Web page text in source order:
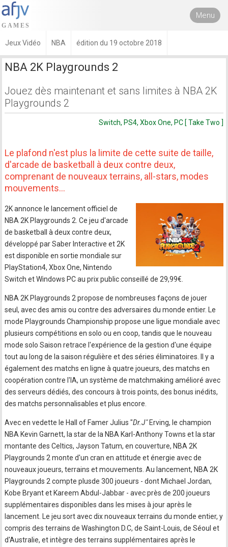
Menu
Jeux Vidéo NBA édition du 19 octobre 2018
NBA 2K Playgrounds 2
Jouez dès maintenant et sans limites à NBA 2K
Playgrounds 2
Switch, PS4, Xbox One, PC [ Take Two ]
Le plafond n'est plus la limite de cette suite de taille,
d'arcade de basketball à deux contre deux,
comprenant de nouveaux terrains, all-stars, modes
mouvements…
2K annonce le lancement officiel de
NBA 2K Playgrounds 2. Ce jeu d'arcade
de basketball à deux contre deux,
développé par Saber Interactive et 2K
est disponible en sortie mondiale sur
PlayStation4, Xbox One, Nintendo
Switch et Windows PC au prix public conseillé de 29,99€.
NBA 2K Playgrounds 2 propose de nombreuses façons de jouer
seul, avec des amis ou contre des adversaires du monde entier. Le
mode Playgrounds Championship propose une ligue mondiale avec
plusieurs compétitions en solo ou en coop, tandis que le nouveau
mode solo Saison retrace l'expérience de la gestion d'une équipe
tout au long de la saison régulière et des séries éliminatoires. Il y a
également des matchs en ligne à quatre joueurs, des matchs en
coopération contre l'IA, un système de matchmaking amélioré avec
des serveurs dédiés, des concours à trois points, des bonus inédits,
des matchs personnalisables et plus encore.
Avec en vedette le Hall of Famer Julius "Dr.J"Erving, le champion
NBA Kevin Garnett, la star de la NBA Karl-Anthony Towns et la star
montante des Celtics, Jayson Tatum, en couverture, NBA 2K
Playgrounds 2 monte d'un cran en attitude et énergie avec de
nouveaux joueurs, terrains et mouvements. Au lancement, NBA 2K
Playgrounds 2 compte plusde 300 joueurs - dont Michael Jordan,
Kobe Bryant et Kareem Abdul-Jabbar - avec près de 200 joueurs
supplémentaires disponibles dans les mises à jour après le
lancement. Le jeu sort avec dix nouveaux terrains du monde entier, y
compris des terrains de Washington D.C, de Saint-Louis, de Séoul et
d'Australie, et intègre des terrains supplémentaires après le